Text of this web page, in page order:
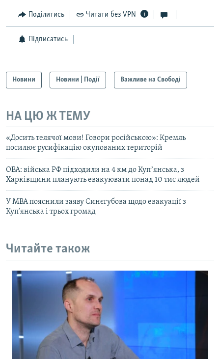
Поділитись Читати без VPN
Підписатись
Новини Новини | Події Важливе на Свободі
НА ЦЮ Ж ТЕМУ
«Досить телячої мови! Говори російською»: Кремль
посилює русифікацію окупованих територій
ОВА: війська РФ підходили на 4 км до Купʼянська, з
Харківщини планують евакуювати понад 10 тис людей
У МВА пояснили заяву Синєгубова щодо евакуації з
Куп’янська і трьох громад
Читайте також